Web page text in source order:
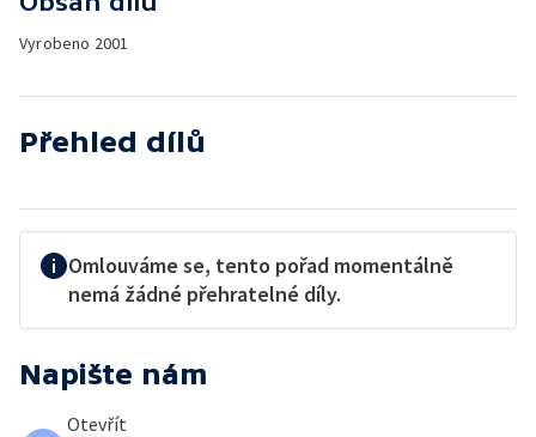
Vyrobeno 2001
Přehled dílů
Omlouváme se, tento pořad momentálně
nemá žádné přehratelné díly.
Napište nám
Otevřít